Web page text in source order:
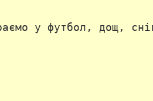
у футбол, дощ,